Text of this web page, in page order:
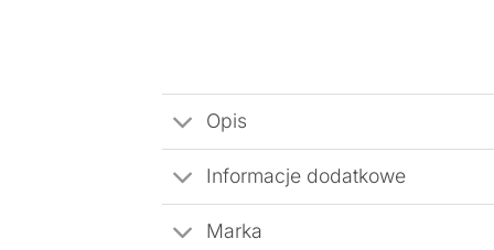
Opis
Informacje dodatkowe
Marka